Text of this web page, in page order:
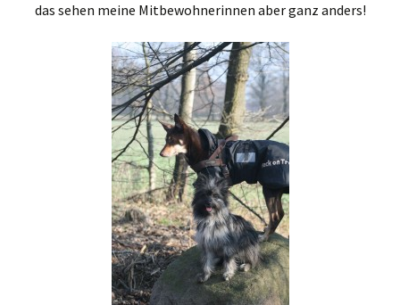
das sehen meine Mitbewohnerinnen aber ganz anders!